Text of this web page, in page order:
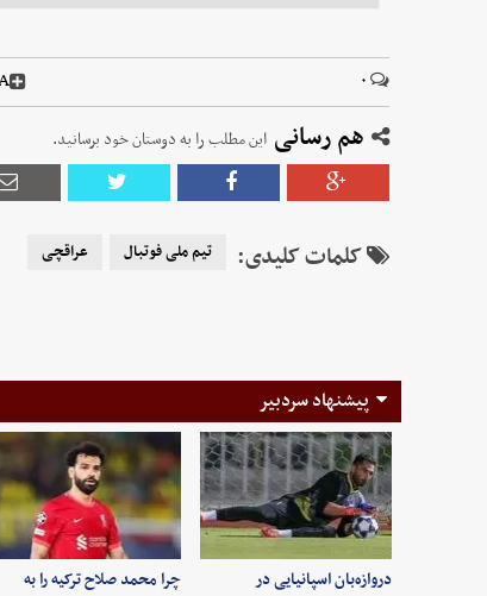
۰
هم رسانی این مطلب را به دوستان خود برسانید.
کلمات کلیدی: تیم ملی فوتبال عراقچی
پیشنهاد سردبیر
دروازه‌بان اسپانیایی در
چرا محمد صلاح ترکیه را به